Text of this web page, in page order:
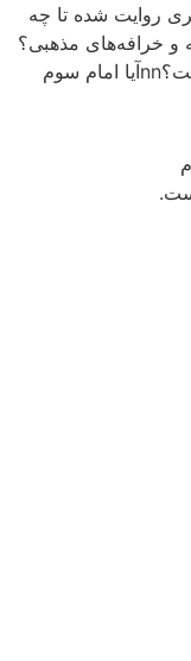
روایت شده تا چه
و خرافه‌های مذهبی؟
آیا روایت شیعی از عاشورا همه حقیقت است؟nnآیا امام سوم